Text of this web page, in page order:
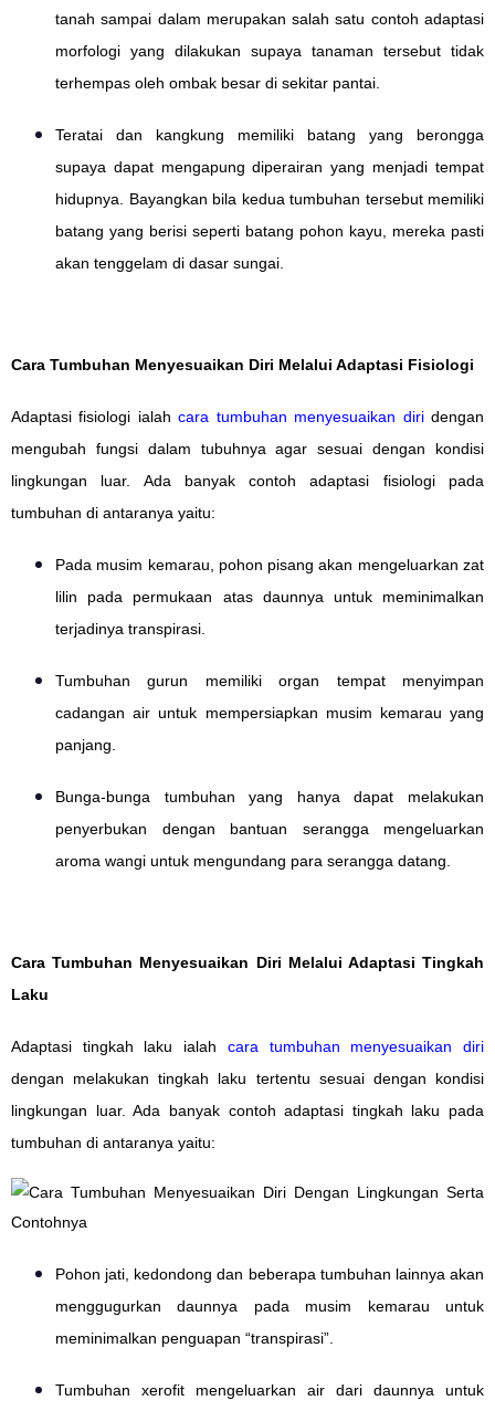
tanah sampai dalam merupakan salah satu contoh adaptasi
morfologi yang dilakukan supaya tanaman tersebut tidak
terhempas oleh ombak besar di sekitar pantai.
Teratai dan kangkung memiliki batang yang berongga
supaya dapat mengapung diperairan yang menjadi tempat
hidupnya. Bayangkan bila kedua tumbuhan tersebut memiliki
batang yang berisi seperti batang pohon kayu, mereka pasti
akan tenggelam di dasar sungai.
Cara Tumbuhan Menyesuaikan Diri Melalui Adaptasi Fisiologi
Adaptasi fisiologi ialahcara tumbuhan menyesuaikan diridengan
mengubah fungsi dalam tubuhnya agar sesuai dengan kondisi
lingkungan luar. Ada banyak contoh adaptasi fisiologi pada
tumbuhan di antaranya yaitu:
Pada musim kemarau, pohon pisang akan mengeluarkan zat
lilin pada permukaan atas daunnya untuk meminimalkan
terjadinya transpirasi.
Tumbuhan gurun memiliki organ tempat menyimpan
cadangan air untuk mempersiapkan musim kemarau yang
panjang.
Bunga-bunga tumbuhan yang hanya dapat melakukan
penyerbukan dengan bantuan serangga mengeluarkan
aroma wangi untuk mengundang para serangga datang.
Cara Tumbuhan Menyesuaikan Diri Melalui Adaptasi Tingkah
Laku
Adaptasi tingkah laku ialah cara tumbuhan menyesuaikan diri
dengan melakukan tingkah laku tertentu sesuai dengan kondisi
lingkungan luar. Ada banyak contoh adaptasi tingkah laku pada
tumbuhan di antaranya yaitu:
Pohon jati, kedondong dan beberapa tumbuhan lainnya akan
menggugurkan daunnya pada musim kemarau untuk
meminimalkan penguapan “transpirasi”.
Tumbuhan xerofit mengeluarkan air dari daunnya untuk